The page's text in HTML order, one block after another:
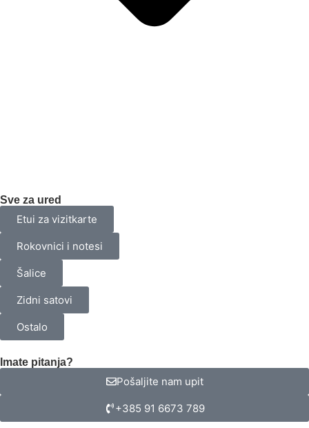
Sve za ured
Etui za vizitkarte
Rokovnici i notesi
Šalice
Zidni satovi
Ostalo
Imate pitanja?
Pošaljite nam upit
+385 91 6673 789